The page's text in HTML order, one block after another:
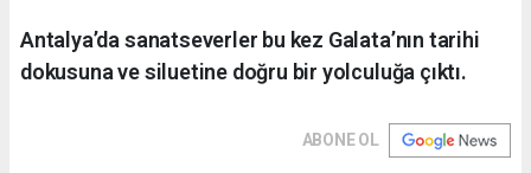
Antalya’da sanatseverler bu kez Galata’nın tarihi
dokusuna ve siluetine doğru bir yolculuğa çıktı.
ABONE OL